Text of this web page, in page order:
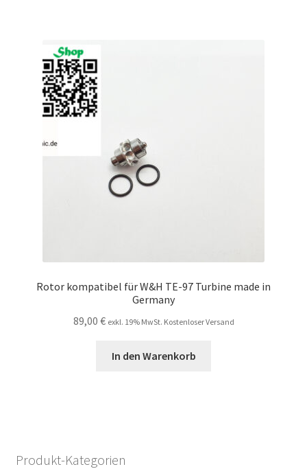
Rotor kompatibel für W&H TE-97 Turbine made in
Germany
89,00 € exkl. 19% MwSt. Kostenloser Versand
In den Warenkorb
Produkt-Kategorien